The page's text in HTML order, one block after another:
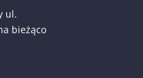
ul.
bieżąco